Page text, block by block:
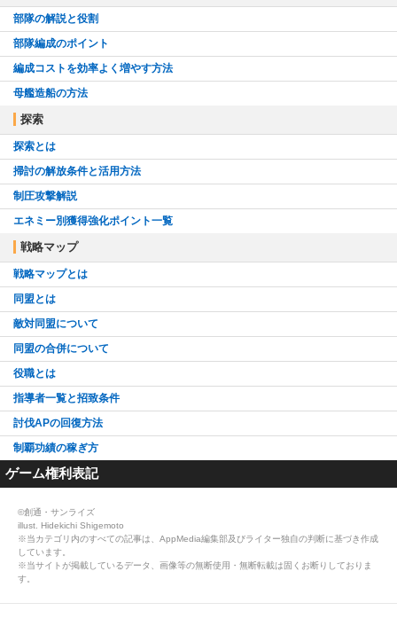
部隊の解説と役割
部隊編成のポイント
編成コストを効率よく増やす方法
母艦造船の方法
探索
探索とは
掃討の解放条件と活用方法
制圧攻撃解説
エネミー別獲得強化ポイント一覧
戦略マップ
戦略マップとは
同盟とは
敵対同盟について
同盟の合併について
役職とは
指導者一覧と招致条件
討伐APの回復方法
制覇功績の稼ぎ方
ゲーム権利表記
©創通・サンライズ
illust. Hidekichi Shigemoto
※当カテゴリ内のすべての記事は、AppMedia編集部及びライター独自の判断に基づき作成
しています。
※当サイトが掲載しているデータ、画像等の無断使用・無断転載は固くお断りしておりま
す。